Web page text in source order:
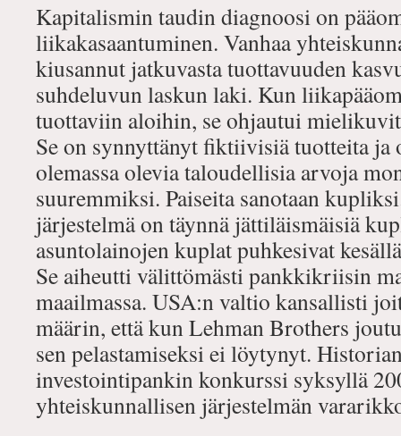
Kapitalismin taudin diagnoosi on
liikakasaantuminen. Vanhaa
kiusannut jatkuvasta tuottavuuden
suhdeluvun laskun laki. Kun
tuottaviin aloihin, se ohjautui
Se on synnyttänyt fiktiivisiä tuotteita ja
olemassa olevia taloudellisia arvoja
suuremmiksi. Paiseita sanotaan
järjestelmä on täynnä jättiläismäisiä
asuntolainojen kuplat puhkesivat
Se aiheutti välittömästi pankkikriisin
maailmassa. USA:n valtio kansallisti
määrin, että kun Lehman Brothers
sen pelastamiseksi ei löytynyt.
investointipankin konkurssi syksyllä
yhteiskunnallisen järjestelmän